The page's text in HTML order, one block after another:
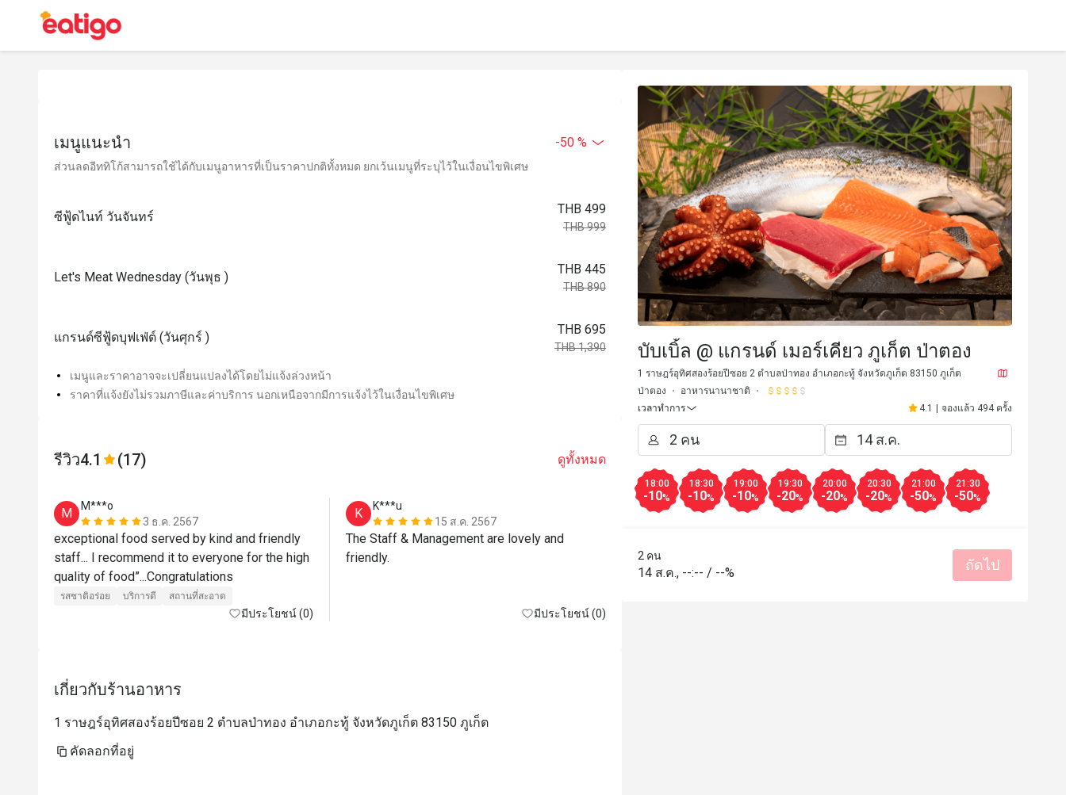
เมนูแนะนำ -50 %
ส่วนลดอีททิโก้สามารถใช้ได้กับเมนูอาหารที่เป็นราคาปกติทั้งหมด ยกเว้นเมนูที่ระบุไว้ในเงื่อนไขพิเศษ
ซีฟู้ดไนท์ วันจันทร์
THB 499
THB 999
Let's Meat Wednesday (วันพุธ )
THB 445
THB 890
แกรนด์ซีฟู้ดบุฟเฟ่ต์ (วันศุกร์ )
THB 695
THB 1,390
เมนูและราคาอาจจะเปลี่ยนแปลงได้โดยไม่แจ้งล่วงหน้า
ราคาที่แจ้งยังไม่รวมภาษีและค่าบริการ นอกเหนือจากมีการแจ้งไว้ในเงื่อนไขพิเศษ
รีวิว4.1 (17) ดูทั้งหมด
M
M***o
3 ธ.ค. 2567
exceptional food served by kind and friendly
staff... I recommend it to everyone for the high
รสชาติอร่อย บริการดี สถานที่สะอาด
มีประโยชน์ (0)
K
K***u
15 ส.ค. 2567
The Staff & Management are lovely and
friendly.
มีประโยชน์ (0)
J
J****a
staffs. They are so kind and helpful. Love here
so much!
R*********
เกี่ยวกับร้านอาหาร
1 ราษฎร์อุทิศสองร้อยปีซอย 2 ตำบลป่าทอง อำเภอกะทู้ จังหวัดภูเก็ต 83150 ภูเก็ต
คัดลอกที่อยู่
บับเบิ้ล @ แกรนด์ เมอร์เคียว ภูเก็ต ป่าตอง
1 ราษฎร์อุทิศสองร้อยปีซอย 2 ตำบลป่าทอง อำเภอกะทู้ จังหวัดภูเก็ต 83150 ภูเก็ต
ป่าตอง
อาหารนานาชาติ
เวลาทำการ
4.1 จองแล้ว 494 ครั้ง
18:00
-10%
18:30
-10%
19:00
-10%
19:30
-20%
20:00
-20%
20:30
-20%
21:00
-50%
21:30
-50%
2 คน
14 ส.ค., --:-- / --% ถัดไป